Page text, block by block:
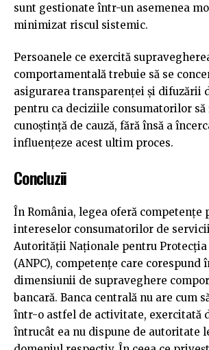
sunt gestionate într-un asemenea
minimizat riscul sistemic.
Persoanele ce exercită
comportamentală trebuie să se
asigurarea transparenței și difuzării
pentru ca deciziile consumatorilor
cunoștință de cauză, fără însă a
influențeze acest ultim proces.
Concluzii
În România, legea oferă competențe
intereselor consumatorilor de
Autorității Naționale pentru
(ANPC), competențe care corespund
dimensiunii de supraveghere
bancară. Banca centrală nu are cum
într-o astfel de activitate, exercitată
întrucât ea nu dispune de autoritate